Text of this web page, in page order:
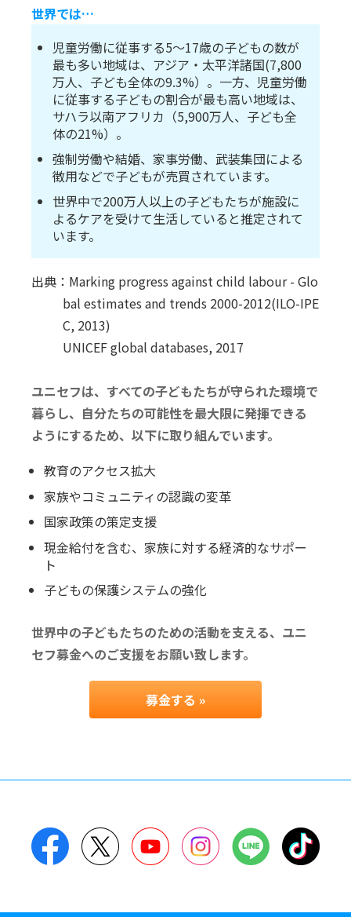
世界では…
児童労働に従事する5〜17歳の子どもの数が
最も多い地域は、アジア・太平洋諸国(7,800
万人、子ども全体の9.3%）。一方、児童労働
に従事する子どもの割合が最も高い地域は、
サハラ以南アフリカ（5,900万人、子ども全
体の21%）。
強制労働や結婚、家事労働、武装集団による
徴用などで子どもが売買されています。
世界中で200万人以上の子どもたちが施設に
よるケアを受けて生活していると推定されて
います。
出典：Marking progress against child labour - Glo
bal estimates and trends 2000-2012(ILO-IPE
C, 2013)
UNICEF global databases, 2017
ユニセフは、すべての子どもたちが守られた環境で
暮らし、自分たちの可能性を最大限に発揮できる
ようにするため、以下に取り組んでいます。
教育のアクセス拡大
家族やコミュニティの認識の変革
国家政策の策定支援
現金給付を含む、家族に対する経済的なサポー
ト
子どもの保護システムの強化
世界中の子どもたちのための活動を支える、ユニ
セフ募金へのご支援をお願い致します。
募金する »
Facebook Twitter YouTube Instagram LINE